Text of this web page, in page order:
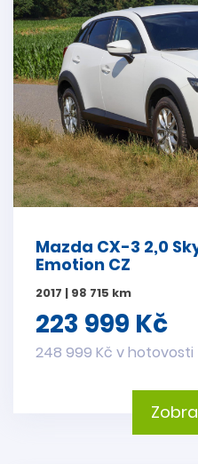
Mazda CX-3 2,0
Emotion CZ
2017 | 98 715 km
223 999 Kč
248 999 Kč v hotovosti